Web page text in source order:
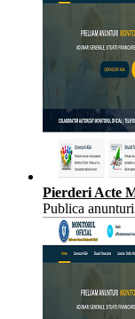
Pierderi Acte
Publica